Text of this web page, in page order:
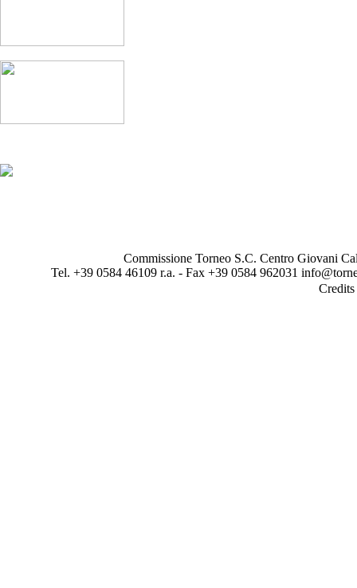
Commissione Torneo S.C. Centro Giovani
Tel. +39 0584 46109 r.a. - Fax +39 0584 962031
Credits